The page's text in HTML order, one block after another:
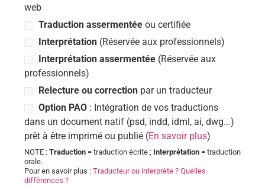
web
Traduction assermentée ou certifiée
Interprétation (Réservée aux professionnels)
Interprétation assermentée (Réservée aux
professionnels)
Relecture ou correction par un traducteur
Option PAO : Intégration de vos traductions
dans un document natif (psd, indd, idml, ai, dwg...)
prêt à être imprimé ou publié (En savoir plus)
NOTE : Traduction = traduction écrite ; Interprétation = traduction
orale.
Pour en savoir plus : Traducteur ou interprète ? Quelles
différences ?